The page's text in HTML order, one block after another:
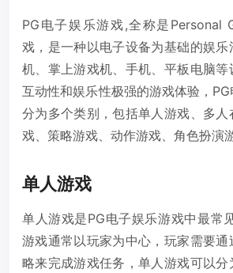
PG电子娱乐游戏,全称是Personal
戏，是一种以电子设备为基础的娱
机、掌上游戏机、手机、平板电脑
互动性和娱乐性极强的游戏体验，
分为多个类别，包括单人游戏、多
戏、策略游戏、动作游戏、角色扮演
单人游戏
单人游戏是PG电子娱乐游戏中最常
游戏通常以玩家为中心，玩家需要
略来完成游戏任务，单人游戏可以分